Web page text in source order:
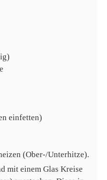
einfetten)
(Ober-/Unterhitze).
mit einem Glas Kreise